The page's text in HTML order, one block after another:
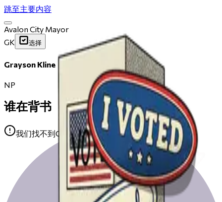
跳至主要内容
Avalon City Mayor
GK
选择
Grayson Kline
NP
谁在背书
我们找不到Grayson Kline的任何公开背书。